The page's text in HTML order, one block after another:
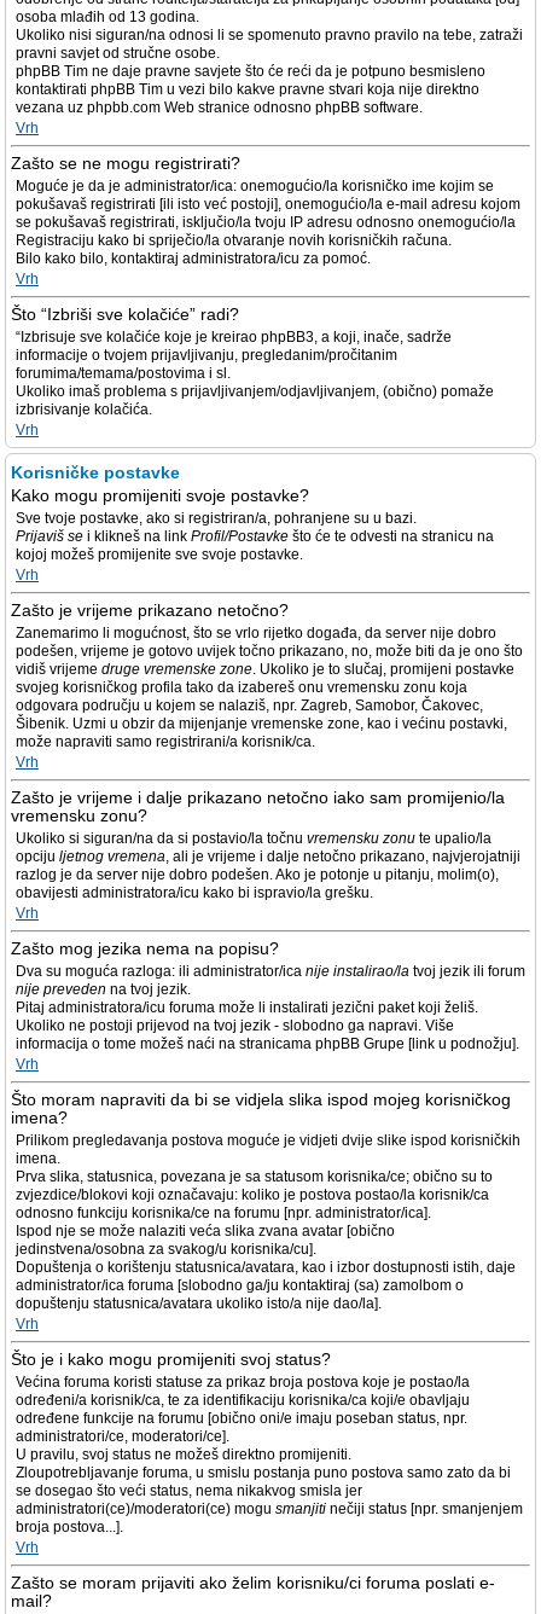
osoba mlađih od 13 godina.
Ukoliko nisi siguran/na odnosi li se spomenuto pravno pravilo na tebe, zatraži
pravni savjet od stručne osobe.
phpBB Tim ne daje pravne savjete što će reći da je potpuno besmisleno
kontaktirati phpBB Tim u vezi bilo kakve pravne stvari koja nije direktno
vezana uz phpbb.com Web stranice odnosno phpBB software.
Vrh
Zašto se ne mogu registrirati?
Moguće je da je administrator/ica: onemogućio/la korisničko ime kojim se
pokušavaš registrirati [ili isto već postoji], onemogućio/la e-mail adresu kojom
se pokušavaš registrirati, isključio/la tvoju IP adresu odnosno onemogućio/la
Registraciju kako bi spriječio/la otvaranje novih korisničkih računa.
Bilo kako bilo, kontaktiraj administratora/icu za pomoć.
Vrh
Što “Izbriši sve kolačiće” radi?
“Izbrisuje sve kolačiće koje je kreirao phpBB3, a koji, inače, sadrže
informacije o tvojem prijavljivanju, pregledanim/pročitanim
forumima/temama/postovima i sl.
Ukoliko imaš problema s prijavljivanjem/odjavljivanjem, (obično) pomaže
izbrisivanje kolačića.
Vrh
Korisničke postavke
Kako mogu promijeniti svoje postavke?
Sve tvoje postavke, ako si registriran/a, pohranjene su u bazi.
Prijaviš se i klikneš na link Profil/Postavke što će te odvesti na stranicu na
kojoj možeš promijenite sve svoje postavke.
Vrh
Zašto je vrijeme prikazano netočno?
Zanemarimo li mogućnost, što se vrlo rijetko događa, da server nije dobro
podešen, vrijeme je gotovo uvijek točno prikazano, no, može biti da je ono što
vidiš vrijeme druge vremenske zone. Ukoliko je to slučaj, promijeni postavke
svojeg korisničkog profila tako da izabereš onu vremensku zonu koja
odgovara području u kojem se nalaziš, npr. Zagreb, Samobor, Čakovec,
Šibenik. Uzmi u obzir da mijenjanje vremenske zone, kao i većinu postavki,
može napraviti samo registrirani/a korisnik/ca.
Vrh
Zašto je vrijeme i dalje prikazano netočno iako sam promijenio/la
vremensku zonu?
Ukoliko si siguran/na da si postavio/la točnu vremensku zonu te upalio/la
opciju ljetnog vremena, ali je vrijeme i dalje netočno prikazano, najvjerojatniji
razlog je da server nije dobro podešen. Ako je potonje u pitanju, molim(o),
obavijesti administratora/icu kako bi ispravio/la grešku.
Vrh
Zašto mog jezika nema na popisu?
Dva su moguća razloga: ili administrator/ica nije instalirao/la tvoj jezik ili forum
nije preveden na tvoj jezik.
Pitaj administratora/icu foruma može li instalirati jezični paket koji želiš.
Ukoliko ne postoji prijevod na tvoj jezik - slobodno ga napravi. Više
informacija o tome možeš naći na stranicama phpBB Grupe [link u podnožju].
Vrh
Što moram napraviti da bi se vidjela slika ispod mojeg korisničkog
imena?
Prilikom pregledavanja postova moguće je vidjeti dvije slike ispod korisničkih
imena.
Prva slika, statusnica, povezana je sa statusom korisnika/ce; obično su to
zvjezdice/blokovi koji označavaju: koliko je postova postao/la korisnik/ca
odnosno funkciju korisnika/ce na forumu [npr. administrator/ica].
Ispod nje se može nalaziti veća slika zvana avatar [obično
jedinstvena/osobna za svakog/u korisnika/cu].
Dopuštenja o korištenju statusnica/avatara, kao i izbor dostupnosti istih, daje
administrator/ica foruma [slobodno ga/ju kontaktiraj (sa) zamolbom o
dopuštenju statusnica/avatara ukoliko isto/a nije dao/la].
Vrh
Što je i kako mogu promijeniti svoj status?
Većina foruma koristi statuse za prikaz broja postova koje je postao/la
određeni/a korisnik/ca, te za identifikaciju korisnika/ca koji/e obavljaju
određene funkcije na forumu [obično oni/e imaju poseban status, npr.
administratori/ce, moderatori/ce].
U pravilu, svoj status ne možeš direktno promijeniti.
Zloupotrebljavanje foruma, u smislu postanja puno postova samo zato da bi
se dosegao što veći status, nema nikakvog smisla jer
administratori(ce)/moderatori(ce) mogu smanjiti nečiji status [npr. smanjenjem
broja postova...].
Vrh
Zašto se moram prijaviti ako želim korisniku/ci foruma poslati e-
mail?